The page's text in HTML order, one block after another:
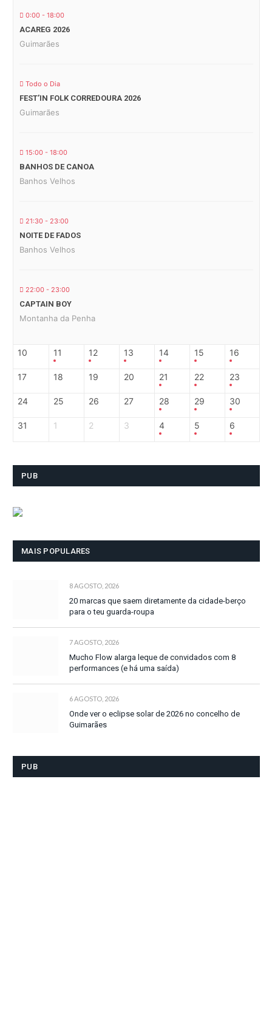
0:00 - 18:00
ACAREG 2026
Guimarães
Todo o Dia
FEST’IN FOLK CORREDOURA 2026
Guimarães
15:00 - 18:00
BANHOS DE CANOA
Banhos Velhos
21:30 - 23:00
NOITE DE FADOS
Banhos Velhos
22:00 - 23:00
CAPTAIN BOY
Montanha da Penha
10 11 12 13 14 15 16
17 18 19 20 21 22 23
24 25 26 27 28 29 30
31 1 2 3 4 5 6
PUB
MAIS POPULARES
8 AGOSTO, 2026
20 marcas que saem diretamente da cidade-berço
para o teu guarda-roupa
7 AGOSTO, 2026
Mucho Flow alarga leque de convidados com 8
performances (e há uma saída)
6 AGOSTO, 2026
Onde ver o eclipse solar de 2026 no concelho de
Guimarães
PUB